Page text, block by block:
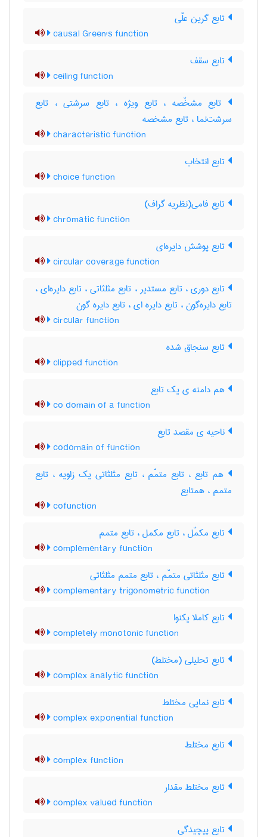
تابع گرین علّی
causal Green's function
تابع سقف
ceiling function
تابع مشخّصه ، تابع ویژه ، تابع سرشتی ، تابع
سرشت‌نما ، تابع مشخصه
characteristic function
تابع انتخاب
choice function
تابع فامی(نظریه گراف)
chromatic function
تابع پوشش دایره‌ای
circular coverage function
تابع دوری ، تابع مستدیر ، تابع مثلثاتی ، تابع دایره‌ای ،
تابع دایره‌گون ، تابع دایره ای ، تابع دایره گون
circular function
تابع سنجاق شده
clipped function
هم دامنه ی یک تابع
co domain of a function
ناحیه ی مقصد تابع
codomain of function
هم تابع ، تابع متمّم ، تابع مثلثاتی یک زاویه ، تابع
متمم ، همتابع
cofunction
تابع مکمّل ، تابع مکمل ، تابع متمم
complementary function
تابع مثلثاتی متمّم ، تابع متمم مثلثاتی
complementary trigonometric function
تابع کاملا یکنوا
completely monotonic function
تابع تحلیلی (مختلط)
complex analytic function
تابع نمایی مختلط
complex exponential function
تابع مختلط
complex function
تابع مختلط مقدار
complex valued function
تابع پیچیدگی